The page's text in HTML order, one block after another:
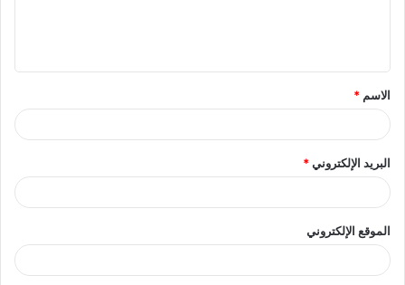
ق
*
الاسم *
البريد الإلكتروني*
الموقع الإلكتروني